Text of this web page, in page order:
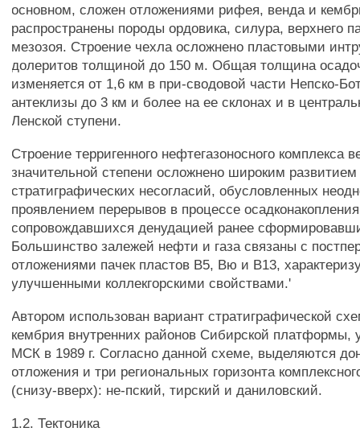
основном, сложен отложениями рифея, венда и
распространены породы ордовика, силура, верхнего
мезозоя. Строение чехла осложнено пластовыми
долеритов толщиной до 150 м. Общая толщина
изменяется от 1,6 км в при-сводовой части Непско-
антеклизы до 3 км и более на ее склонах и в
Ленской ступени.
Строение терригенного нефтегазоносного комплекса
значительной степени осложнено широким
стратиграфических несогласий, обусловленных
проявлением перерывов в процессе
сопровождавшихся денудацией ранее
Большинство залежей нефти и газа связаны с
отложениями пачек пластов В5, Вю и В13,
улучшенными коллекгорскими свойствами.'
Автором использован вариант стратиграфической
кембрия внутренних районов Сибирской платформы,
МСК в 1989 г. Согласно данной схеме, выделяются
отложения и три региональных горизонта
(снизу-вверх): не-пский, тирский и даниловский.
1.2. Тектоника